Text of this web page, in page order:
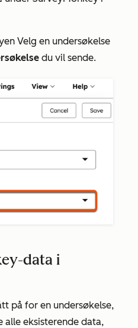
Velg en undersøkelse
du vil sende.
data i
på for en undersøkelse,
alle eksisterende data,